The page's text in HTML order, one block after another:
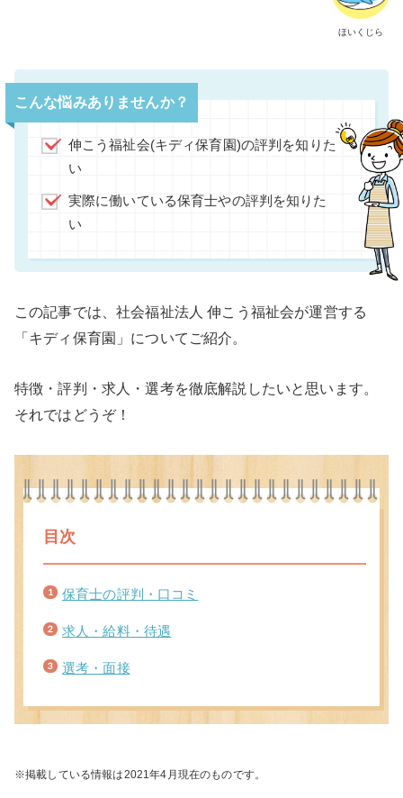
ほいくじら
こんな悩みありませんか？
伸こう福祉会(キディ保育園)の評判を知りた
い
実際に働いている保育士やの評判を知りた
い
この記事では、社会福祉法人 伸こう福祉会が運営する
「キディ保育園」についてご紹介。
特徴・評判・求人・選考を徹底解説したいと思います。
それではどうぞ！
目次
保育士の評判・口コミ
求人・給料・待遇
選考・面接
※掲載している情報は2021年4月現在のものです。